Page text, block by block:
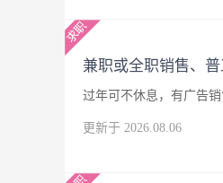
兼职或全职销售、
过年可不休息，有广告
更新于 2026.08.06